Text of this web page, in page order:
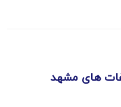
های مشهد